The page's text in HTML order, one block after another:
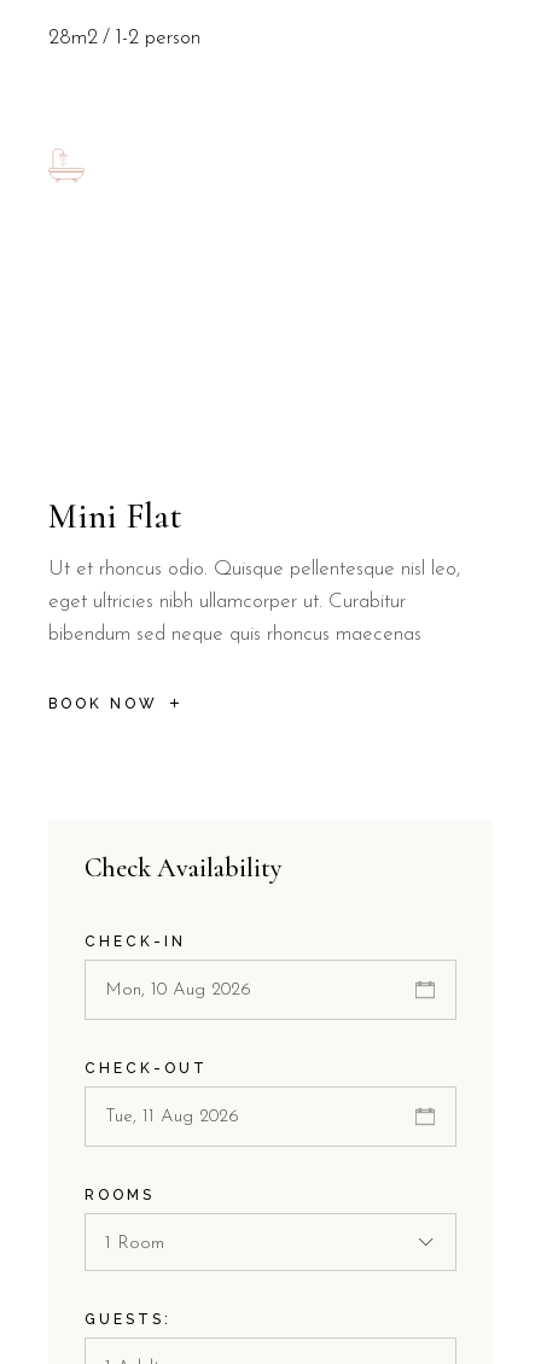
Mini Flat
Ut et rhoncus odio. Quisque pellentesque nisl leo,
eget ultricies nibh ullamcorper ut. Curabitur
bibendum sed neque quis rhoncus maecenas
BOOK NOW
28m2 1-2 person
Check Availability
CHECK-IN
CHECK-OUT
ROOMS
1 Room
GUESTS: